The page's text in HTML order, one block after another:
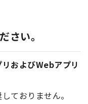
さい。
およびWebアプリ
ておりません。